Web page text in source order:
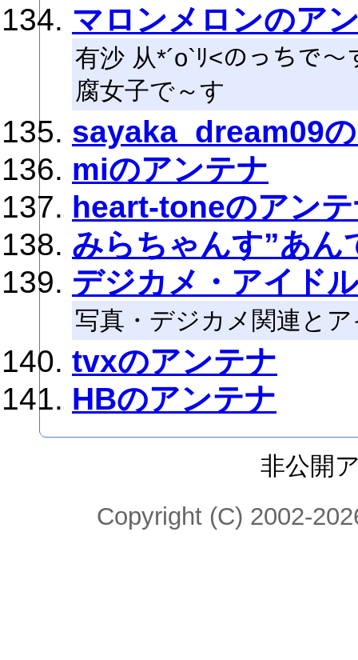
マロンメロンのア
有沙 从*´ο`ﾘ<のっちで
腐女子で～す
sayaka_dream09
miのアンテナ
heart-toneのアン
みらちゃんす”あん
デジカメ・アイド
写真・デジカメ関連と
tvxのアンテナ
HBのアンテナ
非公開
Copyright (C) 2002-